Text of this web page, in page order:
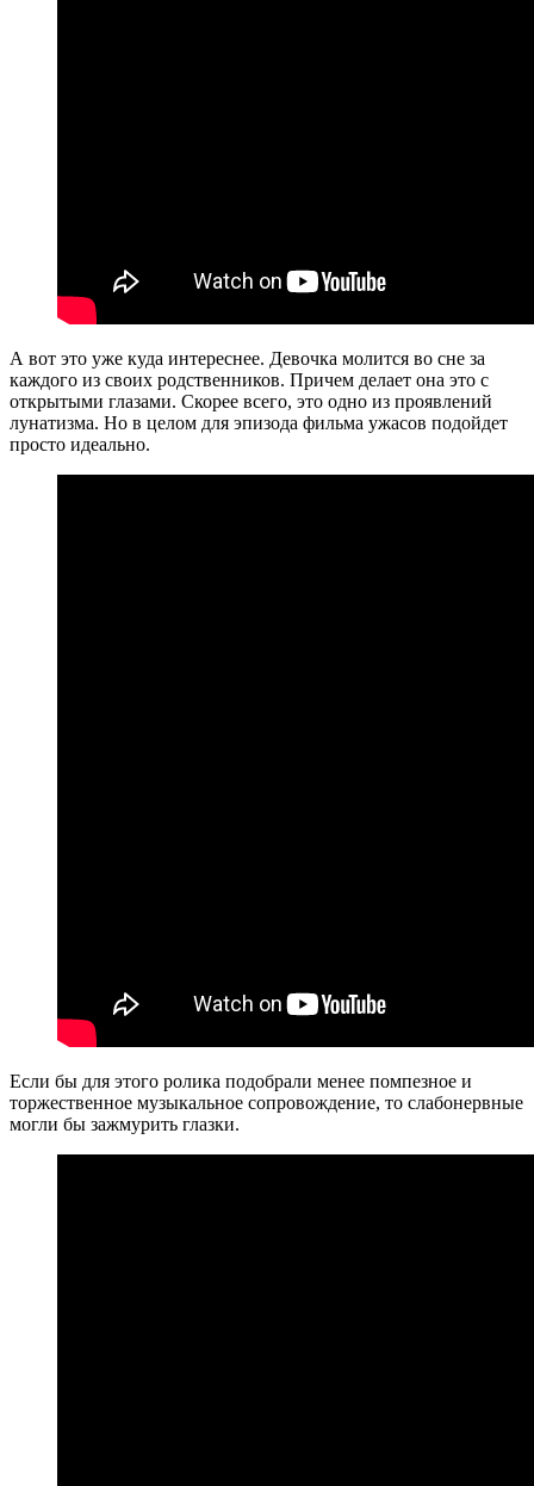
А вот это уже куда интереснее. Девочка молится во сне за
каждого из своих родственников. Причем делает она это с
открытыми глазами. Скорее всего, это одно из проявлений
лунатизма. Но в целом для эпизода фильма ужасов подойдет
просто идеально.
Если бы для этого ролика подобрали менее помпезное и
торжественное музыкальное сопровождение, то слабонервные
могли бы зажмурить глазки.